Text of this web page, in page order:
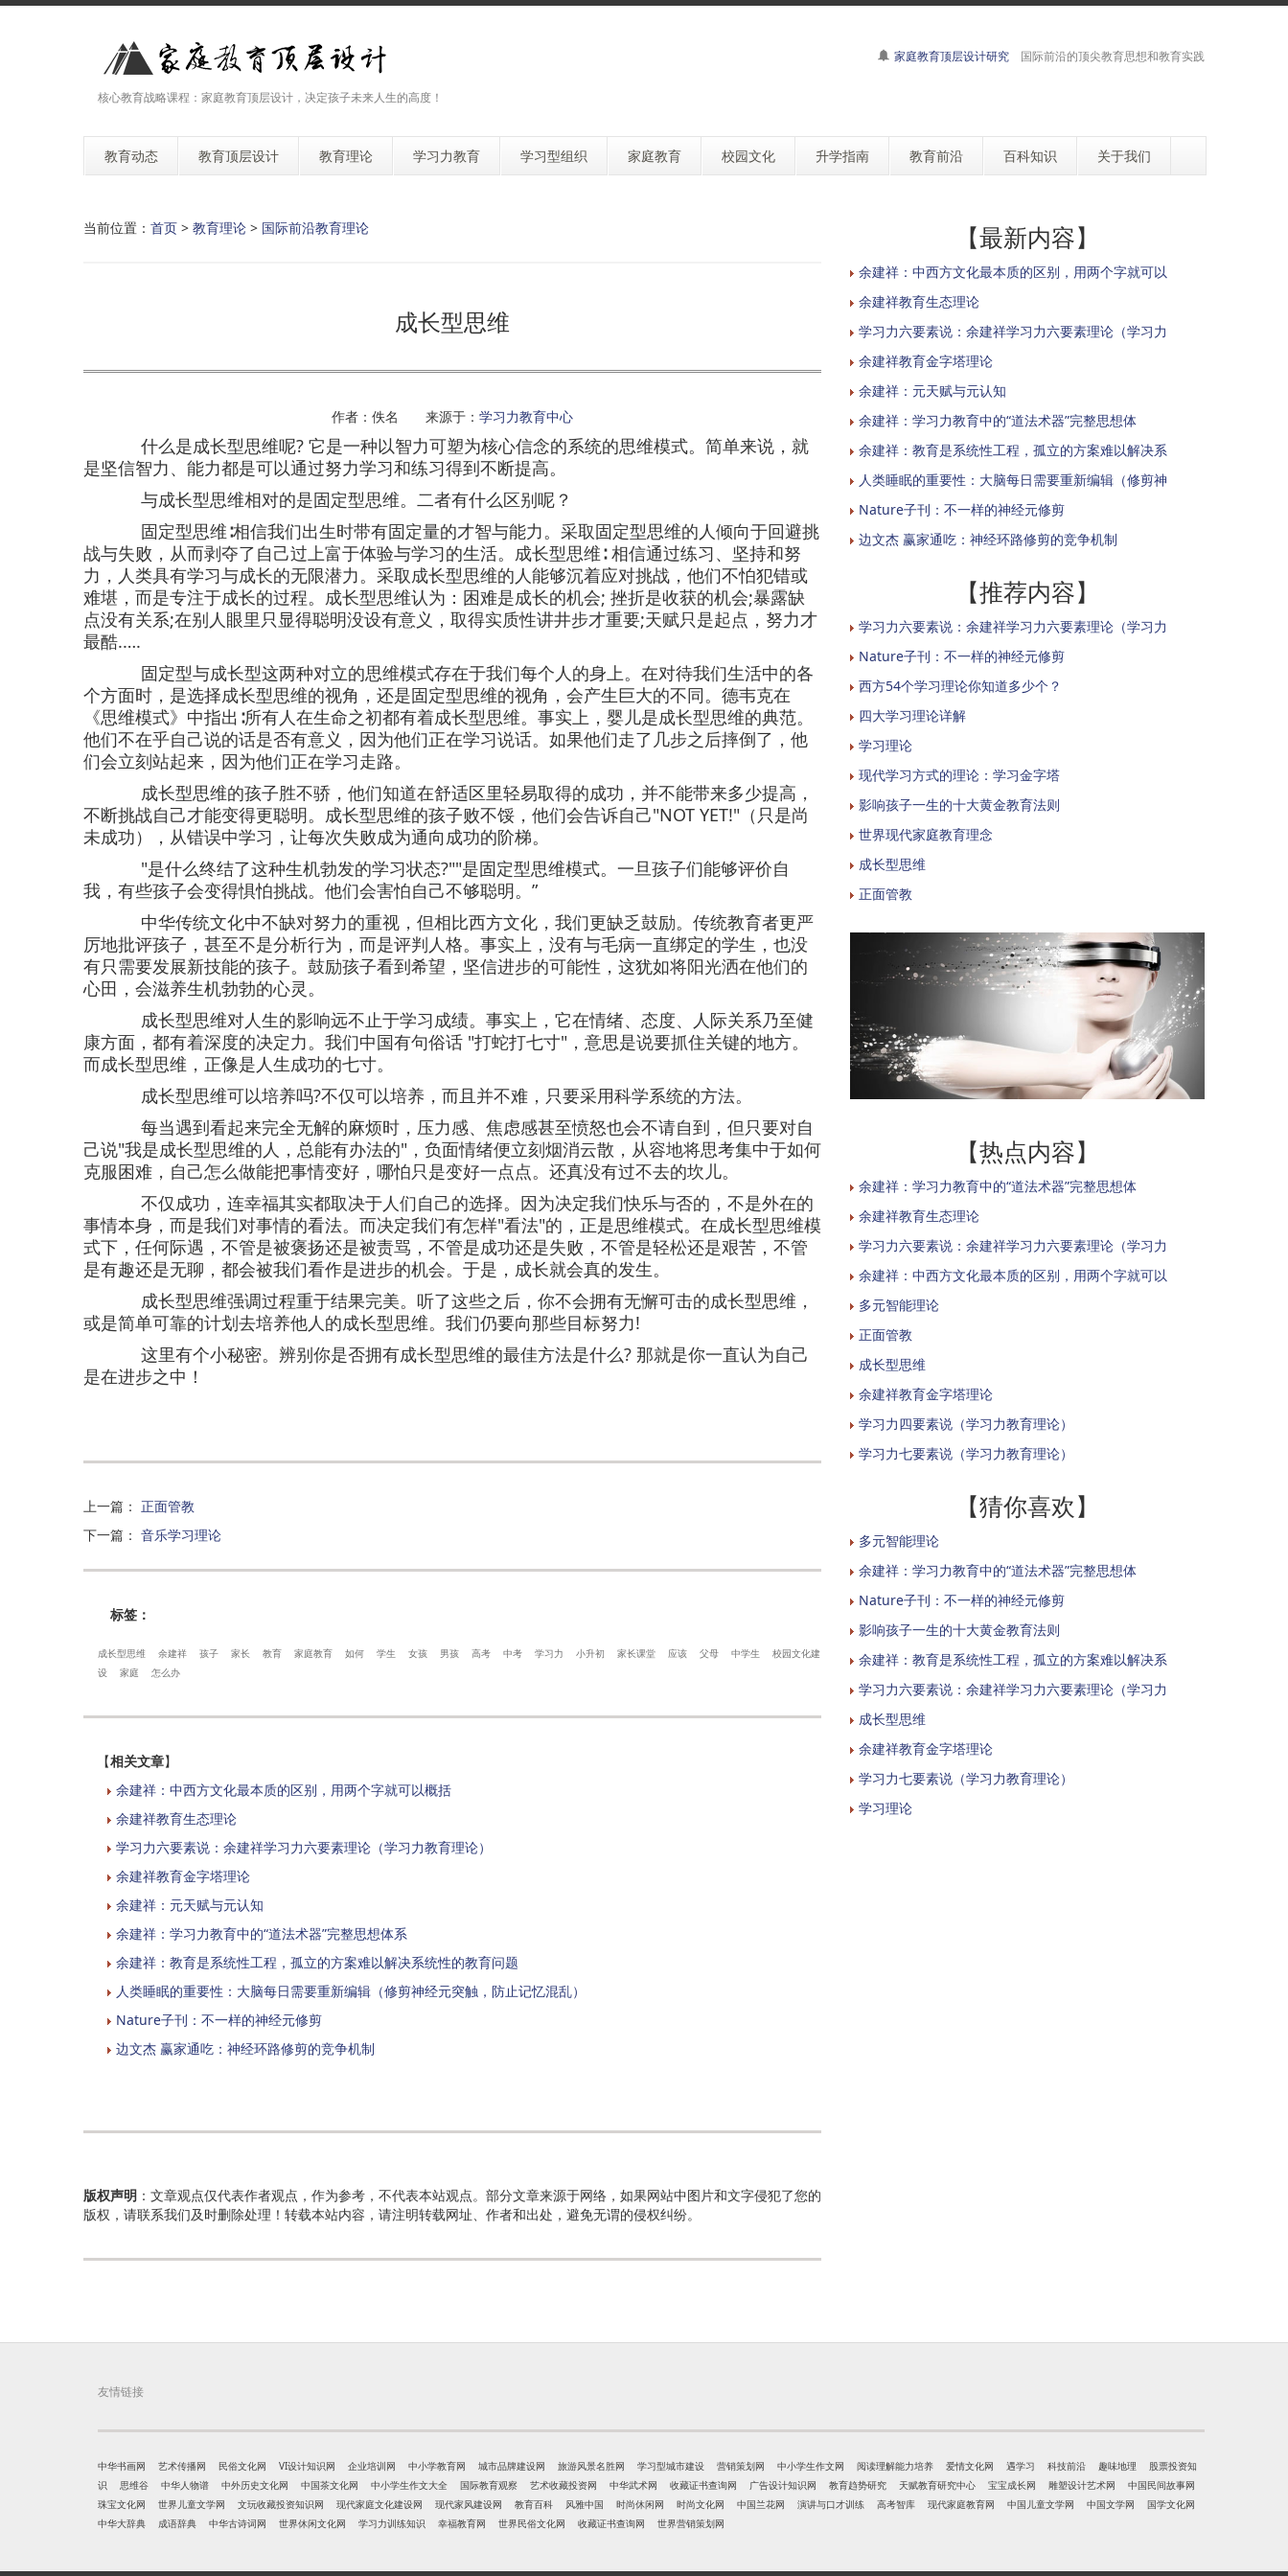
核心教育战略课程：家庭教育顶层设计，决定孩子未来人生的高度！
家庭教育顶层设计研究 国际前沿的顶尖教育思想和教育实践
教育动态 教育顶层设计 教育理论 学习力教育 学习型组织 家庭教育 校园文化 升学指南 教育前沿 百科知识 关于我们
当前位置： 首页 > 教育理论 > 国际前沿教育理论
成长型思维
作者：佚名 来源于： 学习力教育中心
什么是成长型思维呢? 它是一种以智力可塑为核心信念的系统的思维模式。简单来说，就
是坚信智力、能力都是可以通过努力学习和练习得到不断提高。
与成长型思维相对的是固定型思维。二者有什么区别呢？
固定型思维∶相信我们出生时带有固定量的才智与能力。采取固定型思维的人倾向于回避挑
战与失败，从而剥夺了自己过上富于体验与学习的生活。成长型思维∶ 相信通过练习、坚持和努
力，人类具有学习与成长的无限潜力。采取成长型思维的人能够沉着应对挑战，他们不怕犯错或
难堪，而是专注于成长的过程。成长型思维认为：困难是成长的机会; 挫折是收获的机会;暴露缺
点没有关系;在别人眼里只显得聪明没设有意义，取得实质性讲井步才重要;天赋只是起点，努力才
最酷.….
固定型与成长型这两种对立的思维模式存在于我们每个人的身上。在对待我们生活中的各
个方面时，是选择成长型思维的视角，还是固定型思维的视角，会产生巨大的不同。德韦克在
《思维模式》中指出∶所有人在生命之初都有着成长型思维。事实上，婴儿是成长型思维的典范。
他们不在乎自己说的话是否有意义，因为他们正在学习说话。如果他们走了几步之后摔倒了，他
们会立刻站起来，因为他们正在学习走路。
成长型思维的孩子胜不骄，他们知道在舒适区里轻易取得的成功，并不能带来多少提高，
不断挑战自己才能变得更聪明。成长型思维的孩子败不馁，他们会告诉自己"NOT YET!"（只是尚
未成功），从错误中学习，让每次失败成为通向成功的阶梯。
"是什么终结了这种生机勃发的学习状态?""是固定型思维模式。一旦孩子们能够评价自
我，有些孩子会变得惧怕挑战。他们会害怕自己不够聪明。”
中华传统文化中不缺对努力的重视，但相比西方文化，我们更缺乏鼓励。传统教育者更严
厉地批评孩子，甚至不是分析行为，而是评判人格。事实上，没有与毛病一直绑定的学生，也没
有只需要发展新技能的孩子。鼓励孩子看到希望，坚信进步的可能性，这犹如将阳光洒在他们的
心田，会滋养生机勃勃的心灵。
成长型思维对人生的影响远不止于学习成绩。事实上，它在情绪、态度、人际关系乃至健
康方面，都有着深度的决定力。我们中国有句俗话 "打蛇打七寸"，意思是说要抓住关键的地方。
而成长型思维，正像是人生成功的七寸。
成长型思维可以培养吗?不仅可以培养，而且并不难，只要采用科学系统的方法。
每当遇到看起来完全无解的麻烦时，压力感、焦虑感甚至愤怒也会不请自到，但只要对自
己说"我是成长型思维的人，总能有办法的"，负面情绪便立刻烟消云散，从容地将思考集中于如何
克服困难，自己怎么做能把事情变好，哪怕只是变好一点点。还真没有过不去的坎儿。
不仅成功，连幸福其实都取决于人们自己的选择。因为决定我们快乐与否的，不是外在的
事情本身，而是我们对事情的看法。而决定我们有怎样"看法"的，正是思维模式。在成长型思维模
式下，任何际遇，不管是被褒扬还是被责骂，不管是成功还是失败，不管是轻松还是艰苦，不管
是有趣还是无聊，都会被我们看作是进步的机会。于是，成长就会真的发生。
成长型思维强调过程重于结果完美。听了这些之后，你不会拥有无懈可击的成长型思维，
或是简单可靠的计划去培养他人的成长型思维。我们仍要向那些目标努力!
这里有个小秘密。辨别你是否拥有成长型思维的最佳方法是什么? 那就是你一直认为自己
是在进步之中！
上一篇 ： 正面管教
下一篇 ： 音乐学习理论
标签：
成长型思维 余建祥 孩子 家长 教育 家庭教育 如何 学生 女孩 男孩 高考 中考 学习力 小升初 家长课堂 应该 父母 中学生
校园文化建
设
家庭 怎么办
【相关文章】
余建祥：中西方文化最本质的区别，用两个字就可以概括
余建祥教育生态理论
学习力六要素说：余建祥学习力六要素理论（学习力教育理论）
余建祥教育金字塔理论
余建祥：元天赋与元认知
余建祥：学习力教育中的“道法术器”完整思想体系
余建祥：教育是系统性工程，孤立的方案难以解决系统性的教育问题
人类睡眠的重要性：大脑每日需要重新编辑（修剪神经元突触，防止记忆混乱）
Nature子刊：不一样的神经元修剪
边文杰 赢家通吃：神经环路修剪的竞争机制
版权声明 ：文章观点仅代表作者观点，作为参考，不代表本站观点。部分文章来源于网络，如果网站中图片和文字侵犯了您的
版权，请联系我们及时删除处理！转载本站内容，请注明转载网址、作者和出处，避免无谓的侵权纠纷。
【最新内容】
余建祥：中西方文化最本质的区别，用两个字就可以
余建祥教育生态理论
学习力六要素说：余建祥学习力六要素理论（学习力
余建祥教育金字塔理论
余建祥：元天赋与元认知
余建祥：学习力教育中的“道法术器”完整思想体
余建祥：教育是系统性工程，孤立的方案难以解决系
人类睡眠的重要性：大脑每日需要重新编辑（修剪神
Nature子刊：不一样的神经元修剪
边文杰 赢家通吃：神经环路修剪的竞争机制
【推荐内容】
学习力六要素说：余建祥学习力六要素理论（学习力
Nature子刊：不一样的神经元修剪
西方54个学习理论你知道多少个？
四大学习理论详解
学习理论
现代学习方式的理论：学习金字塔
影响孩子一生的十大黄金教育法则
世界现代家庭教育理念
成长型思维
正面管教
【热点内容】
余建祥：学习力教育中的“道法术器”完整思想体
余建祥教育生态理论
学习力六要素说：余建祥学习力六要素理论（学习力
余建祥：中西方文化最本质的区别，用两个字就可以
多元智能理论
正面管教
成长型思维
余建祥教育金字塔理论
学习力四要素说（学习力教育理论）
学习力七要素说（学习力教育理论）
【猜你喜欢】
多元智能理论
余建祥：学习力教育中的“道法术器”完整思想体
Nature子刊：不一样的神经元修剪
影响孩子一生的十大黄金教育法则
余建祥：教育是系统性工程，孤立的方案难以解决系
学习力六要素说：余建祥学习力六要素理论（学习力
成长型思维
余建祥教育金字塔理论
学习力七要素说（学习力教育理论）
学习理论
友情链接
中华书画网 艺术传播网 民俗文化网 VI设计知识网 企业培训网 中小学教育网 城市品牌建设网 旅游风景名胜网 学习型城市建设 营销策划网 中小学生作文网 阅读理解能力培养 爱情文化网 遇学习 科技前沿 趣味地理
股票投资知
识
思维谷 中华人物谱 中外历史文化网 中国茶文化网 中小学生作文大全 国际教育观察 艺术收藏投资网 中华武术网 收藏证书查询网 广告设计知识网 教育趋势研究 天赋教育研究中心 宝宝成长网 雕塑设计艺术网
中国民间故事网
珠宝文化网
世界儿童文学网 文玩收藏投资知识网 现代家庭文化建设网 现代家风建设网 教育百科 风雅中国 时尚休闲网 时尚文化网 中国兰花网 演讲与口才训练 高考智库 现代家庭教育网 中国儿童文学网 中国文学网
国学文化网
中华大辞典
成语辞典 中华古诗词网 世界休闲文化网 学习力训练知识 幸福教育网 世界民俗文化网 收藏证书查询网 世界营销策划网